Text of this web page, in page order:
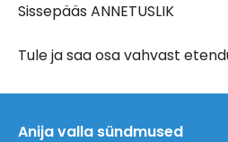
Sissepääs ANNETUSLIK
Tule ja saa osa vahvast
Anija valla sündmused